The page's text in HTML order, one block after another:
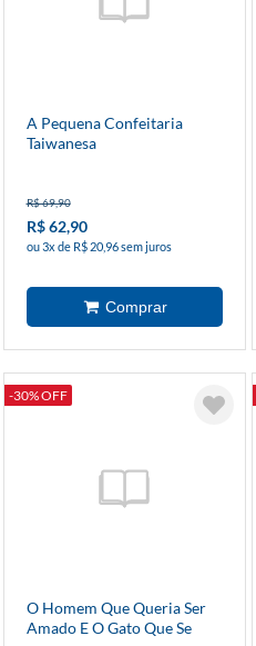
A Pequena Confeitaria
Taiwanesa
R$ 69,90
R$ 62,90
ou 3x de R$ 20,96 sem juros
-30% OFF
O Homem Que Queria Ser
Amado E O Gato Que Se